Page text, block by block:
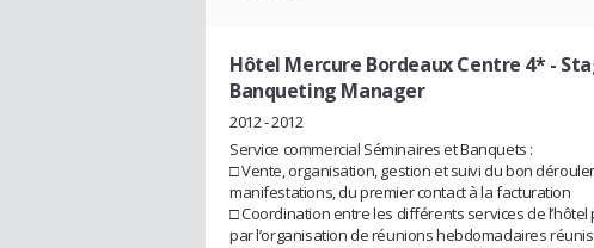
Hôtel Mercure Bordeaux Centre 4*-
Banqueting Manager
2012 - 2012
Service commercial Séminaires et Banquets :
□ Vente, organisation, gestion et suivi du bon
manifestations, du premier contact à la facturation
□ Coordination entre les différents services de
par l’organisation de réunions hebdomadaires